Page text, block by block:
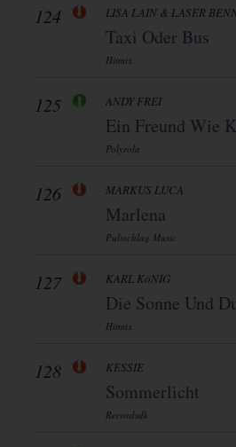
124 LISA LAIN & LASER
Taxi Oder Bus
Hitmix
125 ANDY FREI
Ein Freund Wie
Polyrola
126 MARKUS LUCA
Marlena
Pulsschlag Music
127 KARL KöNIG
Die Sonne Und
Hitmix
128 KESSIE
Sommerlicht
Recordsdk